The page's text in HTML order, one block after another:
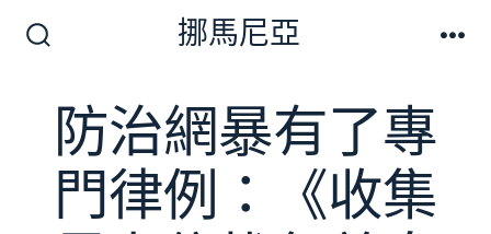
切
開
關
挪馬尼亞
防治網暴有了專
門律例：《收集